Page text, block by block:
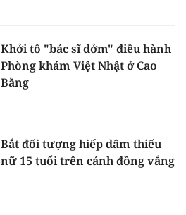
Khởi tố "bác sĩ dởm" điều hành
Phòng khám Việt Nhật ở Cao
Bằng
Bắt đối tượng hiếp dâm thiếu
nữ 15 tuổi trên cánh đồng vắng